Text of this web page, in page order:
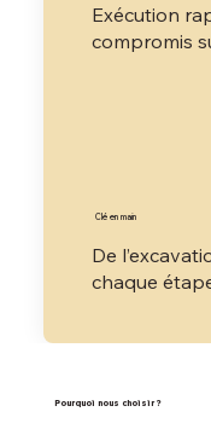
Exécution
compromis
Clé en main
De
chaque
Pourquoi nous choisir ?